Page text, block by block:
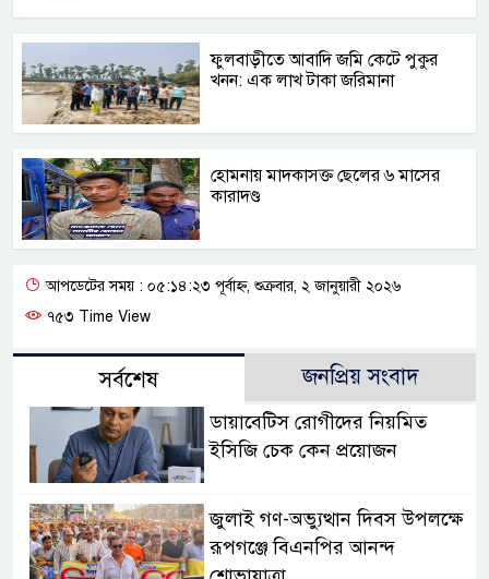
ফুলবাড়ীতে আবাদি জমি কেটে পুকুর
খনন: এক লাখ টাকা জরিমানা
হোমনায় মাদকাসক্ত ছেলের ৬ মাসের
কারাদণ্ড
আপডেটের সময় : ০৫:১৪:২৩ পূর্বাহ্ন, শুক্রবার, ২ জানুয়ারী ২০২৬
৭৫৩ Time View
সর্বশেষ জনপ্রিয় সংবাদ
ডায়াবেটিস রোগীদের নিয়মিত
ইসিজি চেক কেন প্রয়োজন
জুলাই গণ-অভ্যুত্থান দিবস উপলক্ষে
রূপগঞ্জে বিএনপির আনন্দ